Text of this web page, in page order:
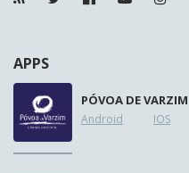
APPS
PÓVOA DE VARZIM
Android IOS